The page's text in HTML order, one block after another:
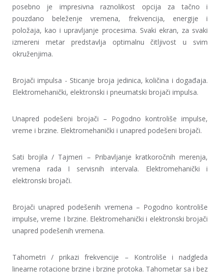
posebno je impresivna raznolikost opcija za tačno i
pouzdano beleženje vremena, frekvencija, energije i
položaja, kao i upravljanje procesima. Svaki ekran, za svaki
izmereni metar predstavlja optimalnu čitljivost u svim
okruženjima.
Brojači impulsa - Sticanje broja jedinica, količina i događaja.
Elektromehanički, elektronski i pneumatski brojači impulsa.
Unapred podešeni brojači – Pogodno kontroliše impulse,
vreme i brzine. Elektromehanički i unapred podešeni brojači.
Sati brojila / Tajmeri – Pribavljanje kratkoročnih merenja,
vremena rada I servisnih intervala. Elektromehanički i
elektronski brojači.
Brojači unapred podešenih vremena – Pogodno kontroliše
impulse, vreme I brzine. Elektromehanički i elektronski brojači
unapred podešenih vremena.
Tahometri / prikazi frekvencije – Kontroliše i nadgleda
linearne rotacione brzine i brzine protoka. Tahometar sa i bez